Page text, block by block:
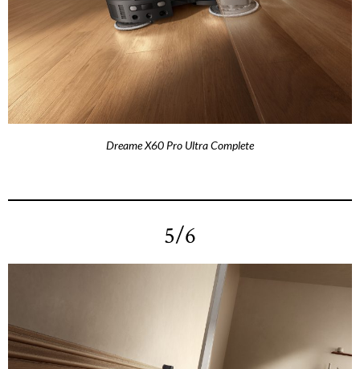
Dreame X60 Pro Ultra Complete
5/6